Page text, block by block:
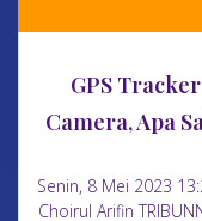
GPS
Camera, Apa
Senin, 8 Mei 2023
Choirul Arifin